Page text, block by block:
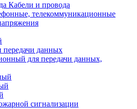
Кабели и провода
телекоммуникационные
передачи данных
для передачи данных,
сигнализации